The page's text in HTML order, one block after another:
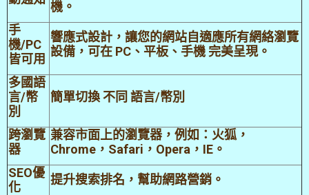
機。
手
機/PC
皆可用
響應式設計，讓您的網站自適應所有網絡瀏覽
設備，可在 PC、平板、手機 完美呈現。
多國語
言/幣
別
簡單切換 不同 語言/幣別
跨瀏覽
器
兼容市面上的瀏覽器，例如：火狐，
Chrome，Safari，Opera，IE。
SEO優
化
提升搜索排名，幫助網路營銷。